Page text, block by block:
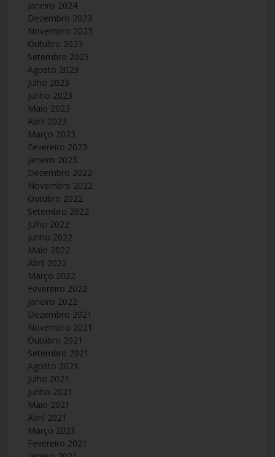
Janeiro 2024
Dezembro 2023
Novembro 2023
Outubro 2023
Setembro 2023
Agosto 2023
Julho 2023
Junho 2023
Maio 2023
Abril 2023
Março 2023
Fevereiro 2023
Janeiro 2023
Dezembro 2022
Novembro 2022
Outubro 2022
Setembro 2022
Julho 2022
Junho 2022
Maio 2022
Abril 2022
Março 2022
Fevereiro 2022
Janeiro 2022
Dezembro 2021
Novembro 2021
Outubro 2021
Setembro 2021
Agosto 2021
Julho 2021
Junho 2021
Maio 2021
Abril 2021
Março 2021
Fevereiro 2021